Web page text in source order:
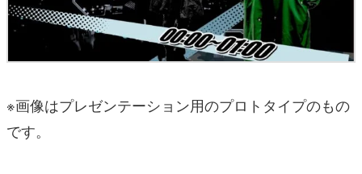
※画像はプレゼンテーション用のプロトタイプのもの
です。